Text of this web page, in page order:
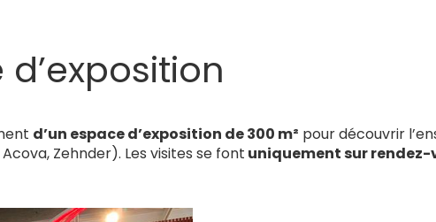
d’un espace d’exposition de 300 m² pour découvrir
Zehnder). Les visites se font uniquement sur rendez-